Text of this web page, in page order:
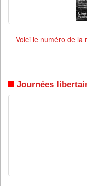
Voici le numéro de la
Journées